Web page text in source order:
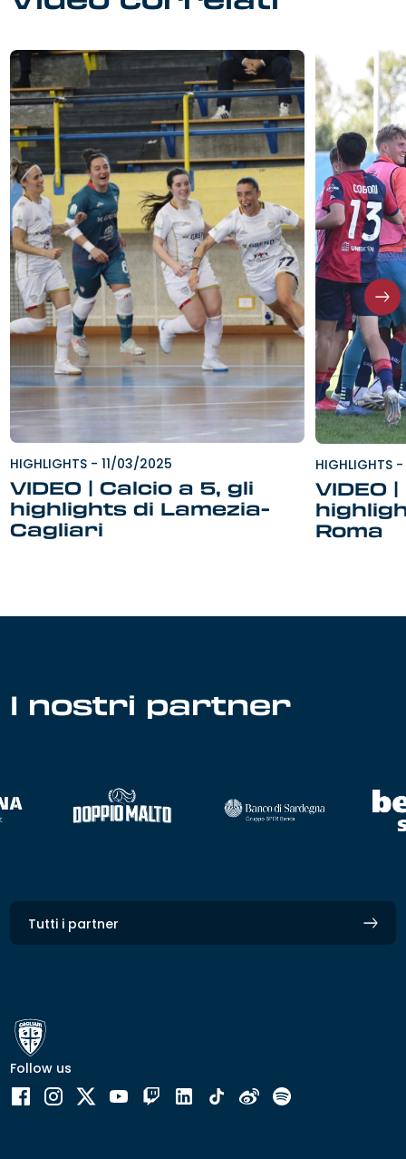
HIGHLIGHTS - 11/03/2025
VIDEO | Calcio a 5, gli
highlights di Lamezia-
Cagliari
HIGHLIGHTS -
VIDEO
Roma
I nostri partner
Tutti i partner
Follow us